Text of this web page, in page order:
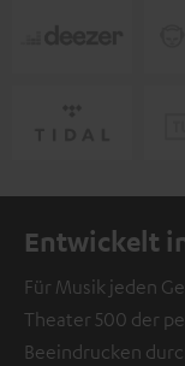
Entwickelt
Für Musik jeden
Theater 500 der
Beeindrucken